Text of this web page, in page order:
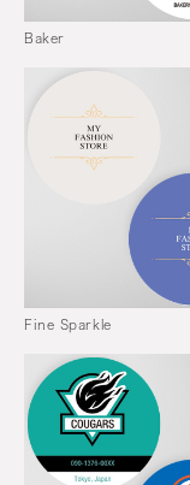
Baker
Fine Sparkle